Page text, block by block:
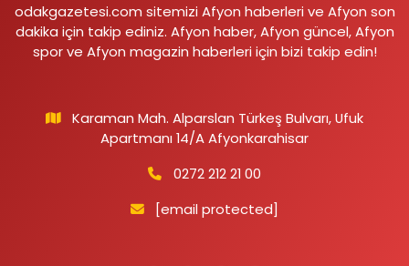
odakgazetesi.com sitemizi Afyon haberleri ve Afyon son
dakika için takip ediniz. Afyon haber, Afyon güncel, Afyon
spor ve Afyon magazin haberleri için bizi takip edin!
Karaman Mah. Alparslan Türkeş Bulvarı, Ufuk
Apartmanı 14/A Afyonkarahisar
0272 212 21 00
[email protected]